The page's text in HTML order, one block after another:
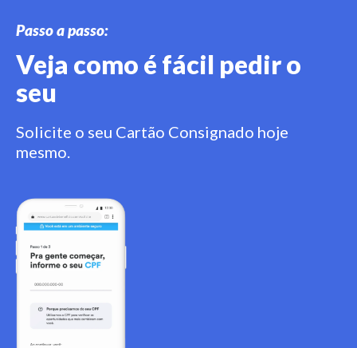
Passo a passo:
Veja como é fácil pedir o
seu
Solicite o seu Cartão Consignado hoje
mesmo.